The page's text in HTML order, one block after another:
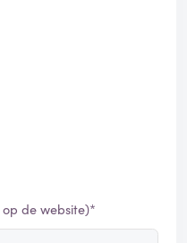
de website)*